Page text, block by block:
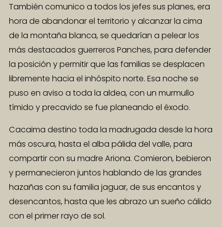
También comunico a todos los jefes sus planes, era
hora de abandonar el territorio y alcanzar la cima
de la montaña blanca, se quedarían a pelear los
más destacados guerreros Panches, para defender
la posición y permitir que las familias se desplacen
libremente hacia el inhóspito norte. Esa noche se
puso en aviso a toda la aldea, con un murmullo
tímido y precavido se fue planeando el éxodo.
Cacaima destino toda la madrugada desde la hora
más oscura, hasta el alba pálida del valle, para
compartir con su madre Ariona. Comieron, bebieron
y permanecieron juntos hablando de las grandes
hazañas con su familia jaguar, de sus encantos y
desencantos, hasta que les abrazo un sueño cálido
con el primer rayo de sol.